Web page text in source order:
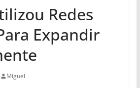
Redes
Expandir
Miguel